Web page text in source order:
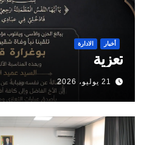
أخبار الادارة
تعزية
21 يوليو، 2026